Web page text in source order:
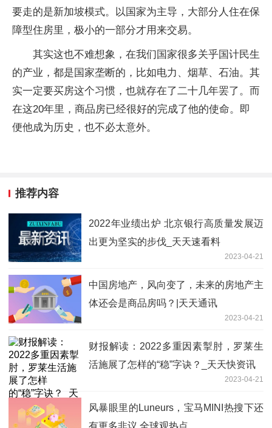
要走的是新加坡模式。以国家为主导，大部分人住在保
障型住房里，极小的一部分才用来交易。
其实这也不难想象，在我们国家很多关乎国计民生
的产业，都是国家垄断的，比如电力、烟草、石油。其
实一定要买房这个习惯，也就存在了二十几年罢了。而
在这20年里，商品房已经很好的完成了他的使命。即
便他成为历史，也不必太意外。
推荐内容
2022年业绩出炉 北京银行高质量发展迈
出更为坚实的步伐_天天速看料
2023-04-21
中国房地产，风向变了，未来的房地产主
体还会是商品房吗？|天天通讯
2023-04-21
财报解读：2022多重因素掣肘，罗莱生
活施展了怎样的“稳”字诀？_天天快资讯
2023-04-21
风暴眼里的Luneurs，宝马MINI热搜下还
有更多非议 全球观热点